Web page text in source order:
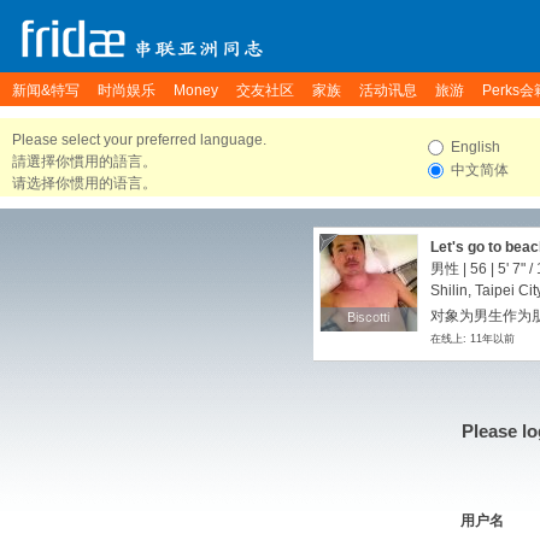
新闻&特写 时尚娱乐 Money 交友社区 家族 活动讯息 旅游 Perks会
Please select your preferred language.
請選擇你慣用的語言。
请选择你惯用的语言。
English
中文简体
Biscotti
Biscotti
Let's go to
男性 | 56 | 5' 7" /
Shilin, Taipei
对象为男生作为
在线上: 11年以前
Please
用户名